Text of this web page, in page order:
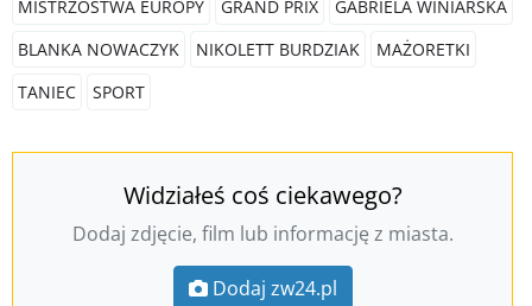
MISTRZOSTWA EUROPY
GRAND PRIX
GABRIELA WINIARSKA
BLANKA NOWACZYK
NIKOLETT BURDZIAK
MAŻORETKI
TANIEC
SPORT
Widziałeś coś ciekawego?
Dodaj zdjęcie, film lub informację z miasta.
Dodaj zw24.pl